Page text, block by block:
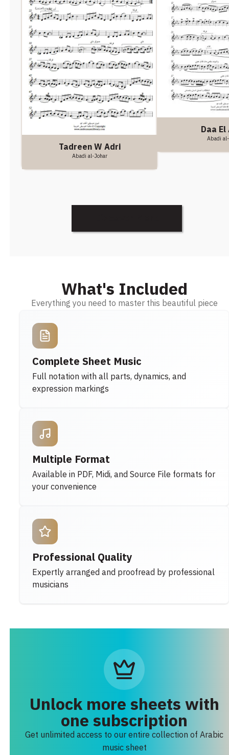
Tadreen W Adri
Abadi al-Johar
Daa
Abadi
What's Included
Everything you need to master this beautiful piece
Complete Sheet Music
Full notation with all parts, dynamics, and
expression markings
Multiple Format
Available in PDF, Midi, and Source File formats for
your convenience
Professional Quality
Expertly arranged and proofread by professional
musicians
Unlock more sheets with
one subscription
Get unlimited access to our entire collection of Arabic
music sheet